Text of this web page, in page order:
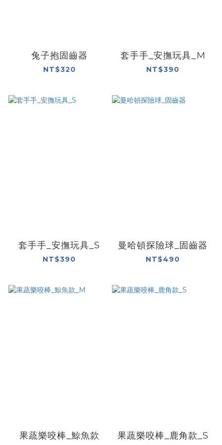
兔子抱固齒器
NT$320
套手手_安撫玩具_M
NT$390
套手手_安撫玩具_S
NT$390
曼哈頓探險球_固齒器
NT$490
果蔬樂咬棒_鯨魚款
果蔬樂咬棒_鹿角款_S